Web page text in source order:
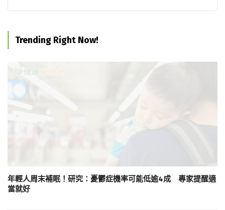
Trending Right Now!
年輕人周末補眠！研究：憂鬱症機率可能低逾4成 專家提醒適
當就好